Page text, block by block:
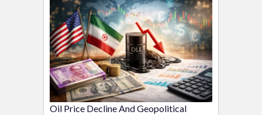
Oil Price Decline And Geopolitical